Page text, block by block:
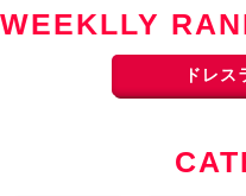
WEEKLLY
ドレス